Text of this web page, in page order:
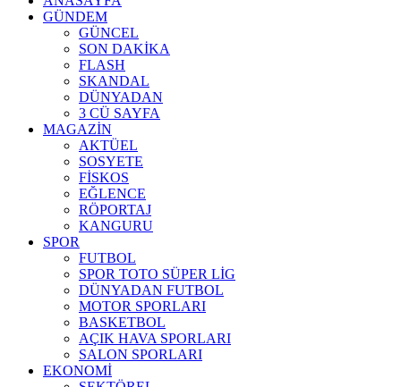
GÜNDEM
GÜNCEL
SON DAKİKA
FLASH
SKANDAL
DÜNYADAN
3 CÜ SAYFA
MAGAZİN
AKTÜEL
SOSYETE
FİSKOS
EĞLENCE
RÖPORTAJ
KANGURU
SPOR
FUTBOL
SPOR TOTO SÜPER LİG
DÜNYADAN FUTBOL
MOTOR SPORLARI
BASKETBOL
AÇIK HAVA SPORLARI
SALON SPORLARI
EKONOMİ